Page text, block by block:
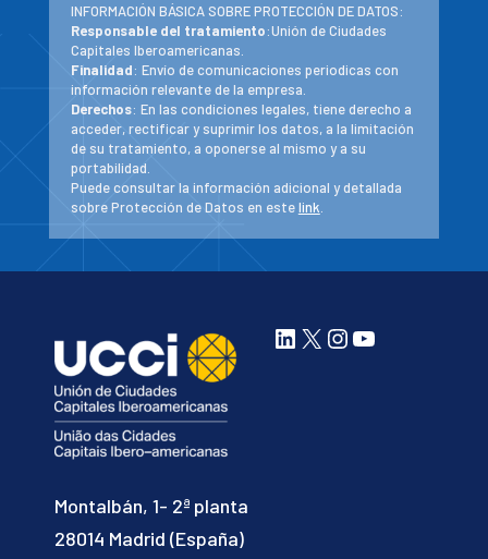
INFORMACIÓN BÁSICA SOBRE PROTECCIÓN DE DATOS:
Responsable del tratamiento:Unión de Ciudades
Capitales Iberoamericanas.
Finalidad: Envío de comunicaciones periodicas con
información relevante de la empresa.
Derechos: En las condiciones legales, tiene derecho a
acceder, rectificar y suprimir los datos, a la limitación
de su tratamiento, a oponerse al mismo y a su
portabilidad.
Puede consultar la información adicional y detallada
sobre Protección de Datos en estelink
Montalbán, 1- 2ª planta
28014 Madrid (España)
LinkedIn
X Instagram
YouTube